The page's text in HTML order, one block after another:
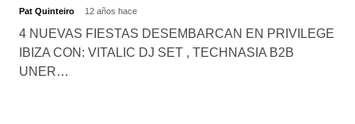
Pat Quinteiro 12 años hace
4 NUEVAS FIESTAS DESEMBARCAN EN PRIVILEGE
IBIZA CON: VITALIC DJ SET , TECHNASIA B2B
UNER…